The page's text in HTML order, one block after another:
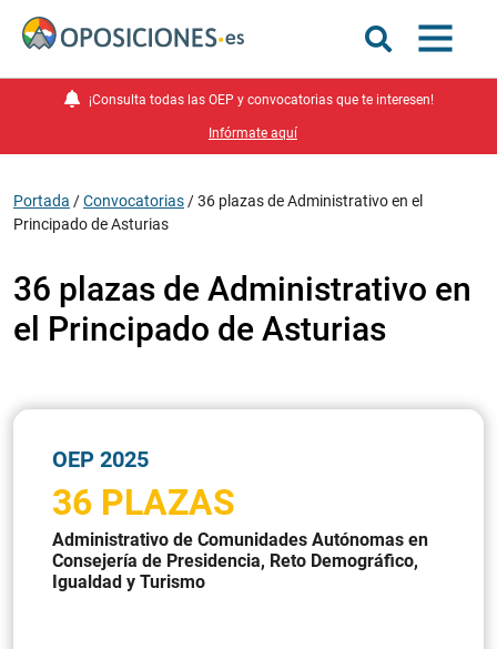
¡Consulta todas las OEP y convocatorias que te interesen!
Infórmate aquí
Portada /Convocatorias /36 plazas de Administrativo en el
Principado de Asturias
36 plazas de Administrativo en
el Principado de Asturias
OEP 2025
36 PLAZAS
Administrativo de Comunidades Autónomas en
Consejería de Presidencia, Reto Demográfico,
Igualdad y Turismo